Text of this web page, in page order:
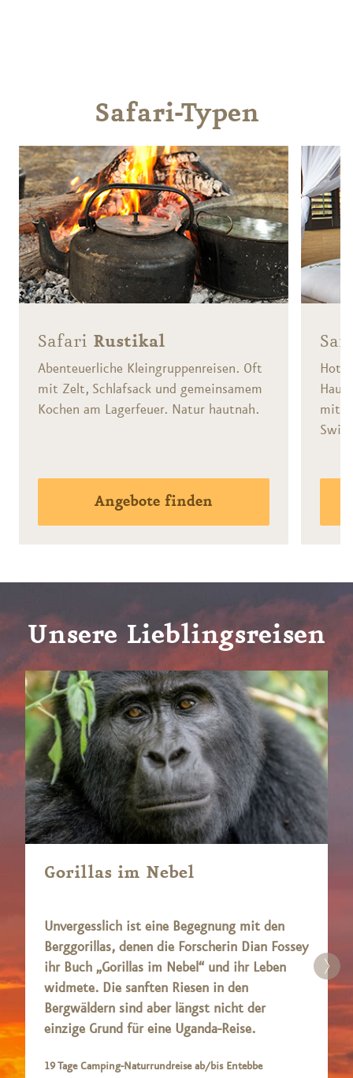
Safari-Typen
Safari Rustikal
Abenteuerliche Kleingruppenreisen. Oft
mit Zelt, Schlafsack und gemeinsamem
Kochen am Lagerfeuer. Natur hautnah.
Angebote finden
mit
Unsere Lieblingsreisen
Gorillas im Nebel
Unvergesslich ist eine Begegnung mit den
Berggorillas, denen die Forscherin Dian Fossey
ihr Buch „Gorillas im Nebel“ und ihr Leben
widmete. Die sanften Riesen in den
Bergwäldern sind aber längst nicht der
einzige Grund für eine Uganda-Reise.
19 Tage Camping-Naturrundreise ab/bis Entebbe